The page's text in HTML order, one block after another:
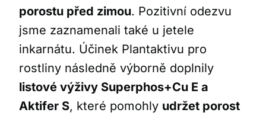
porostu před zimou. Pozitivní odezvu
jsme zaznamenali také u jetele
inkarnátu. Účinek Plantaktivu pro
rostliny následně výborně doplnily
listové výživy Superphos+Cu E a
Aktifer S, které pomohly udržet porost